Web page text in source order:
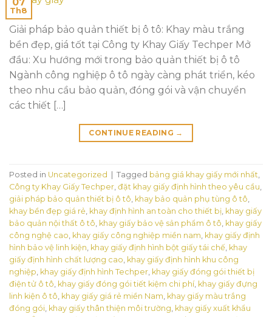
Th8
Giải pháp bảo quản thiết bị ô tô: Khay màu trắng
bền đẹp, giá tốt tại Công ty Khay Giấy Techper Mở
đầu: Xu hướng mới trong bảo quản thiết bị ô tô
Ngành công nghiệp ô tô ngày càng phát triển, kéo
theo nhu cầu bảo quản, đóng gói và vận chuyển
các thiết […]
CONTINUE READING →
Posted in Uncategorized | Tagged bảng giá khay giấy mới nhất
Công ty Khay Giấy Techper đặt khay giấy định hình theo yêu cầu
giải pháp bảo quản thiết bị ô tô khay bảo quản phụ tùng ô tô
khay bền đẹp giá rẻ khay định hình an toàn cho thiết bị khay giấy
bảo quản nội thất ô tô khay giấy bảo vệ sản phẩm ô tô khay giấy
công nghệ cao khay giấy công nghiệp miền nam khay giấy định
hình bảo vệ linh kiện khay giấy định hình bột giấy tái chế khay
giấy định hình chất lượng cao khay giấy định hình khu công
nghiệp khay giấy định hình Techper khay giấy đóng gói thiết bị
điện tử ô tô khay giấy đóng gói tiết kiệm chi phí, khay giấy đựng
linh kiện ô tô khay giấy giá rẻ miền Nam khay giấy màu trắng
đóng gói khay giấy thân thiện môi trường khay giấy xuất khẩu